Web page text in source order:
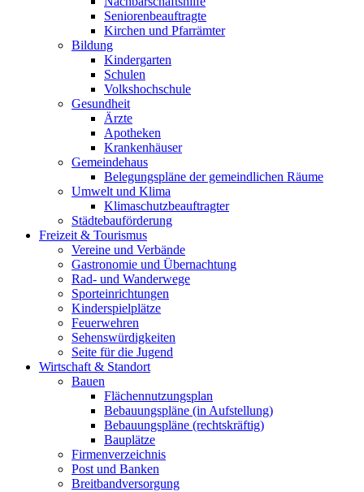
Seniorenbeauftragte
Kirchen und Pfarrämter
Bildung
Kindergarten
Schulen
Volkshochschule
Gesundheit
Ärzte
Apotheken
Krankenhäuser
Gemeindehaus
Belegungspläne der gemeindlichen Räume
Umwelt und Klima
Klimaschutzbeauftragter
Städtebauförderung
Freizeit & Tourismus
Vereine und Verbände
Gastronomie und Übernachtung
Rad- und Wanderwege
Sporteinrichtungen
Kinderspielplätze
Feuerwehren
Sehenswürdigkeiten
Seite für die Jugend
Wirtschaft & Standort
Bauen
Flächennutzungsplan
Bebauungspläne (in Aufstellung)
Bebauungspläne (rechtskräftig)
Bauplätze
Firmenverzeichnis
Post und Banken
Breitbandversorgung